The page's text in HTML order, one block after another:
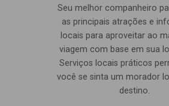
Seu melhor companheiro
as principais atrações e
locais para aproveitar ao
viagem com base em sua
Serviços locais práticos
você se sinta um morador
destino.